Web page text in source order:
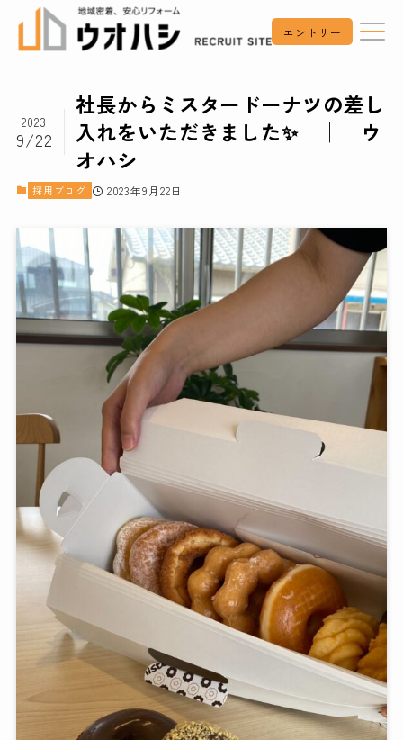
エントリー
社長からミスタードーナツの差し
入れをいただきました✨ │ ウ
オハシ
2023
9/22
採用ブログ 2023年9月22日